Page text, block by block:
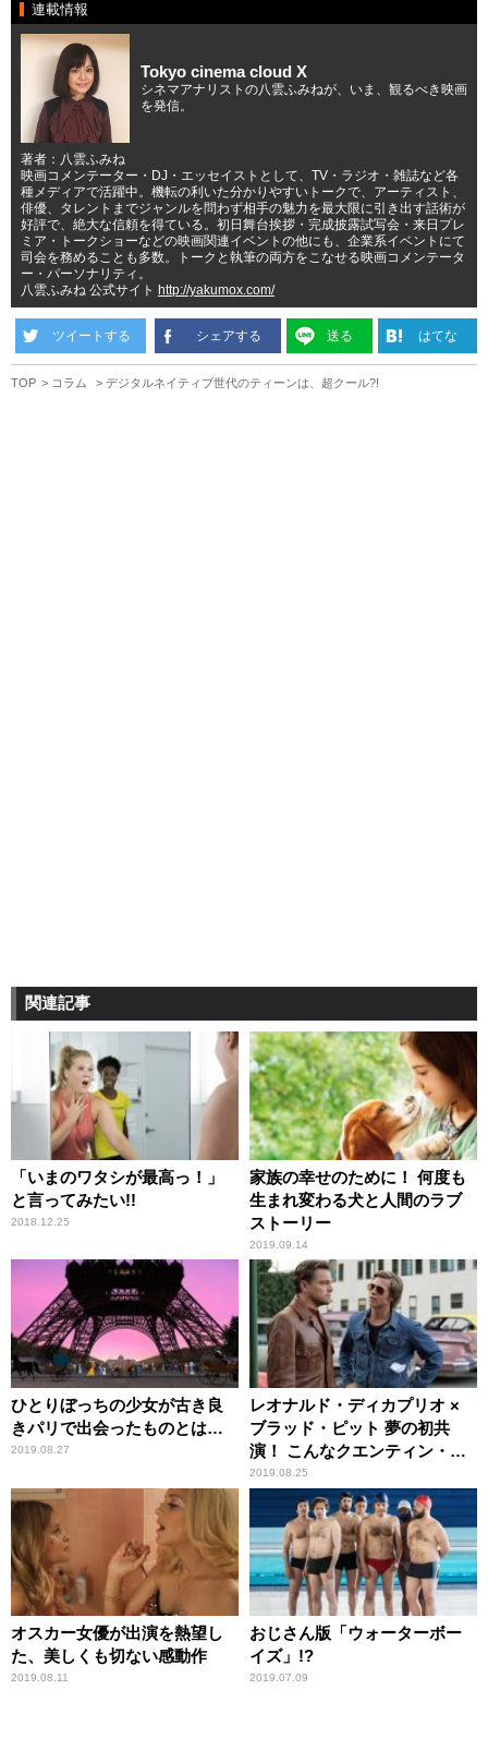
連載情報
Tokyo cinema cloud X
シネマアナリストの八雲ふみねが、いま、観るべき映画
を発信。
著者：八雲ふみね
映画コメンテーター・DJ・エッセイストとして、TV・ラジオ・雑誌など各
種メディアで活躍中。機転の利いた分かりやすいトークで、アーティスト、
俳優、タレントまでジャンルを問わず相手の魅力を最大限に引き出す話術が
好評で、絶大な信頼を得ている。初日舞台挨拶・完成披露試写会・来日プレ
ミア・トークショーなどの映画関連イベントの他にも、企業系イベントにて
司会を務めることも多数。トークと執筆の両方をこなせる映画コメンテータ
ー・パーソナリティ。
八雲ふみね 公式サイト
http://yakumox.com/
ツイートする シェアする 送る はてな
TOP コラム デジタルネイティブ世代のティーンは、超クール?!
関連記事
「いまのワタシが最高っ！」
と言ってみたい!!
2018.12.25
家族の幸せのために！ 何度も
生まれ変わる犬と人間のラブ
ストーリー
2019.09.14
ひとりぼっちの少女が古き良
きパリで出会ったものとは…
2019.08.27
レオナルド・ディカプリオ ×
ブラッド・ピット 夢の初共
演！ こんなクエンティン・タ
ランティーノ映画が観たかっ
2019.08.25
オスカー女優が出演を熱望し
た、美しくも切ない感動作
2019.08.11
おじさん版「ウォーターボー
イズ」!?
2019.07.09